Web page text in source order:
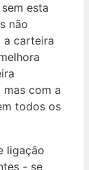
esta
não
a carteira
com a
todos os
ligação
- se